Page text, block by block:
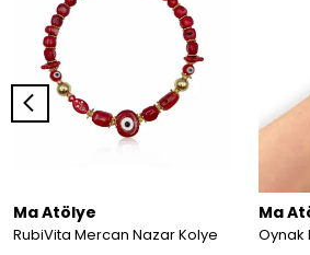
Ma Atölye
RubiVita Mercan Nazar Kolye
Ma
Oynak